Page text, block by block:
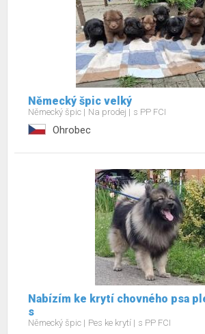
Německý špic velký
Německý špic Na prodej s PP FCI
Ohrobec
Nabízím ke krytí chovného psa
s
Německý špic Pes ke krytí s PP FCI